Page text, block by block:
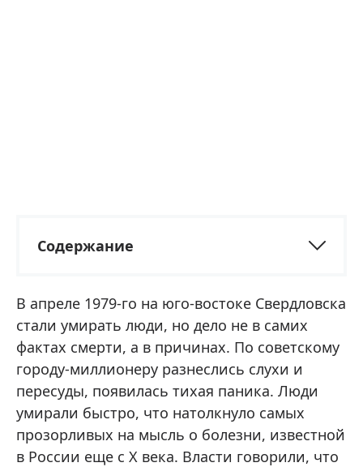
Содержание
В апреле 1979-го на юго-востоке Свердловска
стали умирать люди, но дело не в самих
фактах смерти, а в причинах. По советскому
городу-миллионеру разнеслись слухи и
пересуды, появилась тихая паника. Люди
умирали быстро, что натолкнуло самых
прозорливых на мысль о болезни, известной
в России еще с X века. Власти говорили, что